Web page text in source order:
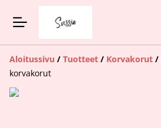
Aloitussivu / Tuotteet / Korvakorut /
korvakorut